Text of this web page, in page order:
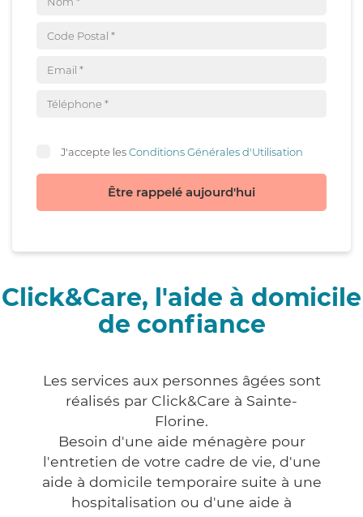
J'accepte lesConditions Générales d'Utilisation
Être rappelé aujourd'hui
Click&Care, l'aide à domicile
de confiance
Les services aux personnes âgées sont
réalisés par Click&Care à Sainte-
Florine.
Besoin d'une aide ménagère pour
l'entretien de votre cadre de vie, d'une
aide à domicile temporaire suite à une
hospitalisation ou d'une aide à